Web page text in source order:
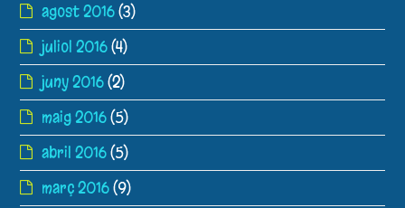
agost 2016(3)
juliol 2016(4)
juny 2016(2)
maig 2016(5)
abril 2016(5)
març 2016(9)